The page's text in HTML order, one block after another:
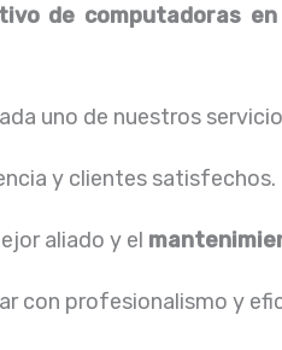
de computadoras
uno de nuestros
y clientes satisfechos.
aliado y el
con profesionalismo y